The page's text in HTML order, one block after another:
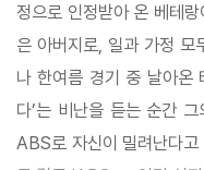
정으로 인정받아 온 베테
은 아버지로, 일과 가정 모
나 한여름 경기 중 날아온
다’는 비난을 듣는 순간
ABS로 자신이 밀려난다